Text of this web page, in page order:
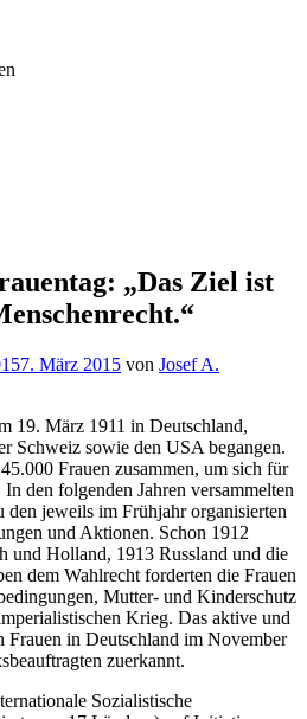
„Das Ziel ist
7. März 2015 von Josef A.
19. März 1911 in Deutschland,
Schweiz sowie den USA begangen.
Frauen zusammen, um sich für
den folgenden Jahren versammelten
jeweils im Frühjahr organisierten
und Aktionen. Schon 1912
und Holland, 1913 Russland und die
dem Wahlrecht forderten die Frauen
Mutter- und Kinderschutz
Krieg. Das aktive und
Frauen in Deutschland im November
zuerkannt.
Sozialistische